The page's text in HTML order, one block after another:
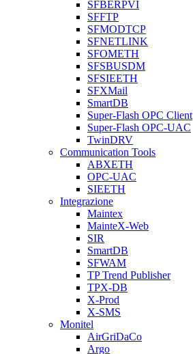
SFBERPVI
SFFTP
SFMODTCP
SFNETLINK
SFOMETH
SFSBUSDM
SFSIEETH
SFXMail
SmartDB
Super-Flash OPC Client
Super-Flash OPC-UAC
TwinDRV
Communication Tools
ABXETH
OPC-UAC
SIEETH
Integrazione
Maintex
MainteX-Web
SIR
SmartDB
SFWAM
TP Trend Publisher
TPX-DB
X-Prod
X-SMS
Monitel
AirGriDaCo
Argo